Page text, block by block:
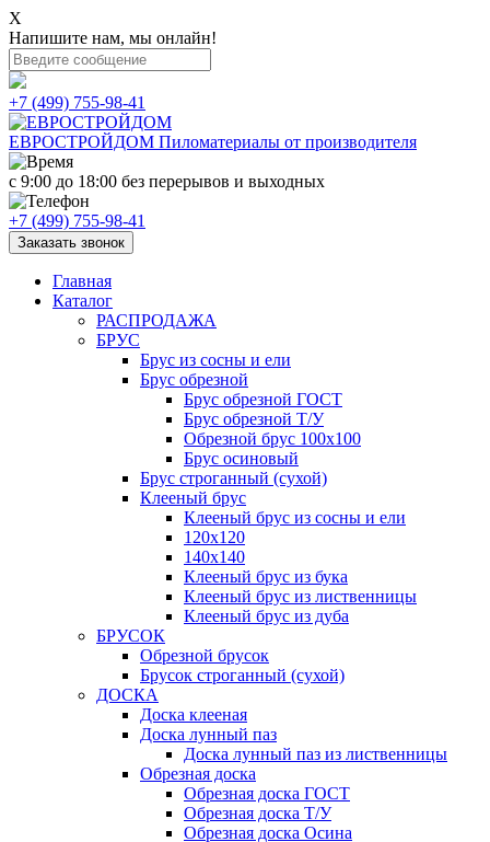
X
Напишите нам, мы онлайн!
+7 (499) 755-98-41
ЕВРОСТРОЙДОМ Пиломатериалы от производителя
с 9:00 до 18:00 без перерывов и выходных
+7 (499) 755-98-41
Заказать звонок
Главная
Каталог
РАСПРОДАЖА
БРУС
Брус из сосны и ели
Брус обрезной
Брус обрезной ГОСТ
Брус обрезной Т/У
Обрезной брус 100х100
Брус осиновый
Брус строганный (сухой)
Клееный брус
Клееный брус из сосны и ели
120х120
140х140
Клееный брус из бука
Клееный брус из лиственницы
Клееный брус из дуба
БРУСОК
Обрезной брусок
Брусок строганный (сухой)
ДОСКА
Доска клееная
Доска лунный паз
Доска лунный паз из лиственницы
Обрезная доска
Обрезная доска ГОСТ
Обрезная доска Т/У
Обрезная доска Осина